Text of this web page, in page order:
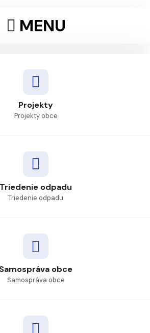
MENU
Projekty
Projekty obce
Triedenie odpadu
Triedenie odpadu
Samospráva obce
Samospráva obce